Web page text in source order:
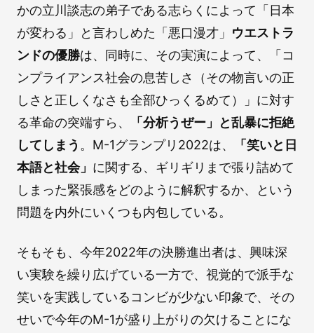
かの立川談志の弟子である志らくによって「日本
が変わる」と言わしめた「悪口漫才」 ウエストラ
ンドの優勝は、同時に、その実演によって、「コ
ンプライアンス社会の息苦しさ（その物言いの正
しさと正しくなさも全部ひっくるめて）」に対す
る革命の突端すら、
「分析うぜー」と乱暴に拒絶
してしまう 。M-1グランプリ2022は、
「笑いと日
本語と社会」 に関する、ギリギリまで張り詰めて
しまった緊張感をどのように解釈するか、という
問題を内外にいくつも内包している。
そもそも、今年2022年の決勝進出者は、興味深
い実験を繰り広げている一方で、視覚的で派手な
笑いを実践しているコンビが少ない印象で、その
せいで今年のM-1が盛り上がりの欠けることにな